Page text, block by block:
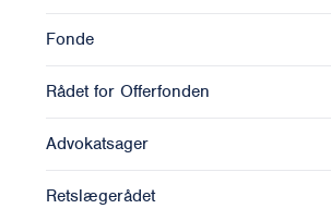
Fonde
Rådet for Offerfonden
Advokatsager
Retslægerådet